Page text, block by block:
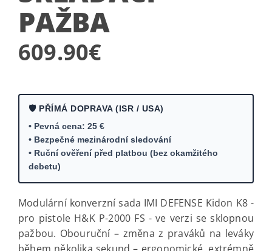
PAŽBA
609.90€
🛡️ PŘÍMÁ DOPRAVA (ISR / USA)
• Pevná cena: 25 €
• Bezpečné mezinárodní sledování
• Ruční ověření před platbou (bez okamžitého
debetu)
Modulární konverzní sada IMI DEFENSE Kidon K8 -
pro pistole H&K P-2000 FS - ve verzi se sklopnou
pažbou. Obouruční – změna z praváků na leváky